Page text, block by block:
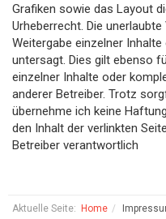
Grafiken sowie das Layout
Urheberrecht. Die
Weitergabe einzelner
untersagt. Dies gilt ebenso
einzelner Inhalte oder
anderer Betreiber. Trotz
übernehme ich keine
den Inhalt der verlinkten
Betreiber verantwortlich
Aktuelle Seite: Home